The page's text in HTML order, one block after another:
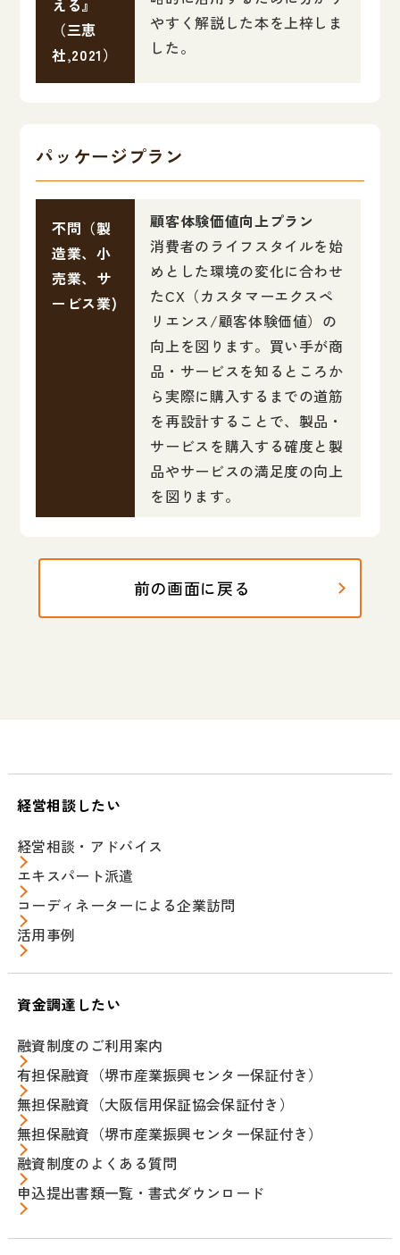
える』
（三恵
社,2021）
やすく解説した本を上梓しま
した。
パッケージプラン
不問（製
造業、小
売業、サ
ービス業)
顧客体験価値向上プラン
消費者のライフスタイルを始
めとした環境の変化に合わせ
たCX（カスタマーエクスペ
リエンス/顧客体験価値）の
向上を図ります。買い手が商
品・サービスを知るところか
ら実際に購入するまでの道筋
を再設計することで、製品・
サービスを購入する確度と製
品やサービスの満足度の向上
を図ります。
前の画面に戻る
経営相談したい
経営相談・アドバイス
エキスパート派遣
コーディネーターによる企業訪問
活用事例
資金調達したい
融資制度のご利用案内
有担保融資（堺市産業振興センター保証付き）
無担保融資（大阪信用保証協会保証付き）
無担保融資（堺市産業振興センター保証付き）
融資制度のよくある質問
申込提出書類一覧・書式ダウンロード